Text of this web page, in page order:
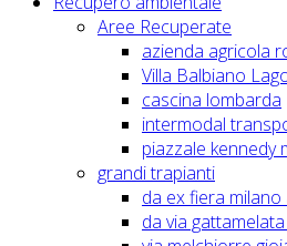
Aree Recuperate
azienda agricola
Villa Balbiano
cascina lombarda
intermodal
piazzale kennedy
grandi trapianti
da ex fiera
da via